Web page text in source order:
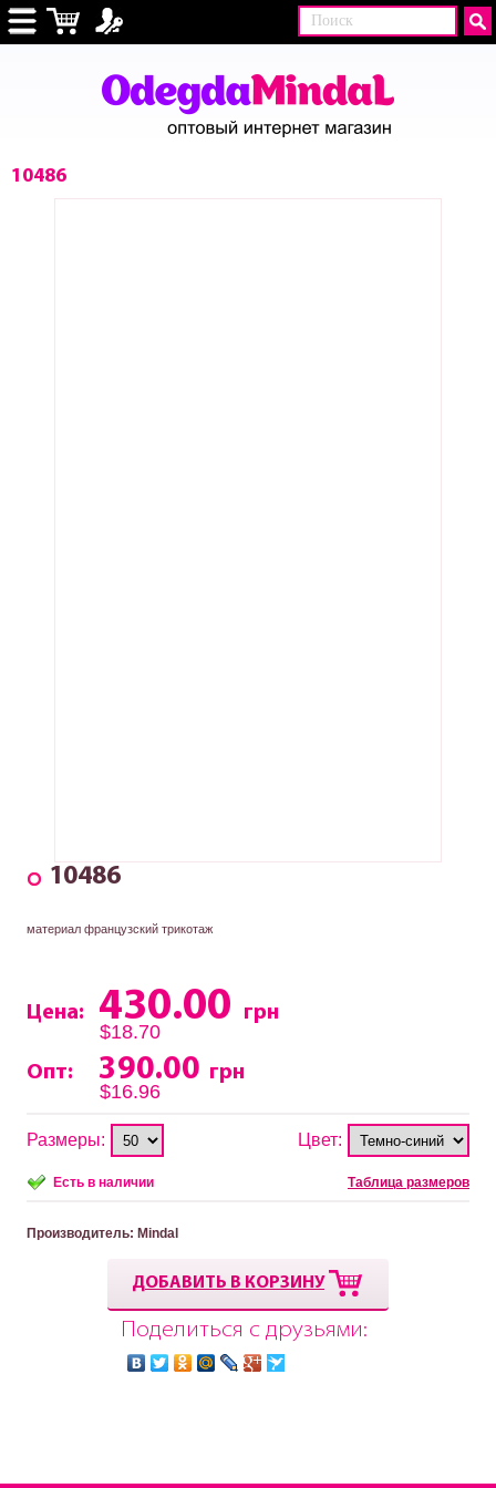
10486
10486
материал французский трикотаж
Цена: 430.00
грн
$18.70
Опт:
390.00 грн
$16.96
Размеры: Цвет:
Есть в наличии Таблица размеров
Производитель: Mindal
ДОБАВИТЬ В КОРЗИНУ
Поделиться с друзьями: